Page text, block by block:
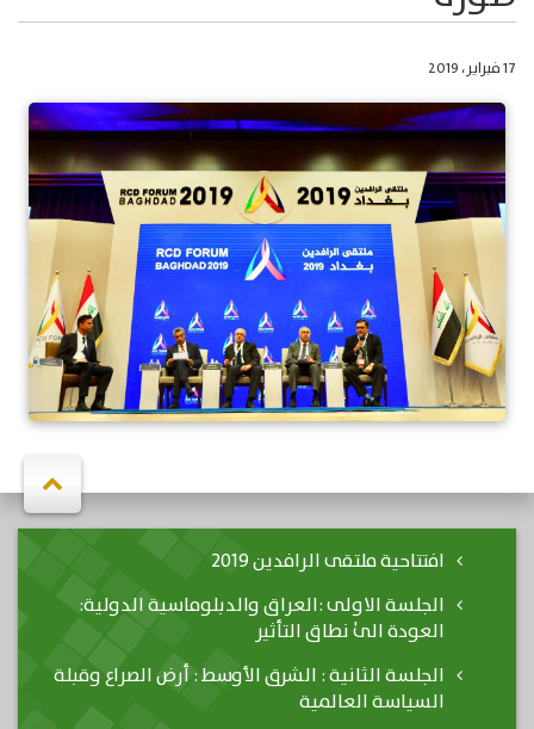
17 فبراير، 2019
افتتاحية ملتقى الرافدين 2019
الجلسة الاولى :العراق والدبلوماسية الدولية:
العودة الىٰ نطاق التأثير
الجلسة الثانية : الشرق الأوسط : أرض الصراع وقبلة
السياسة العالمية